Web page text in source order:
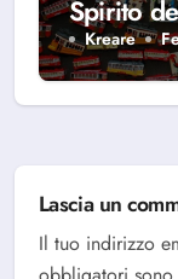
Spirito
Kreare
Lascia un
Il tuo indirizzo